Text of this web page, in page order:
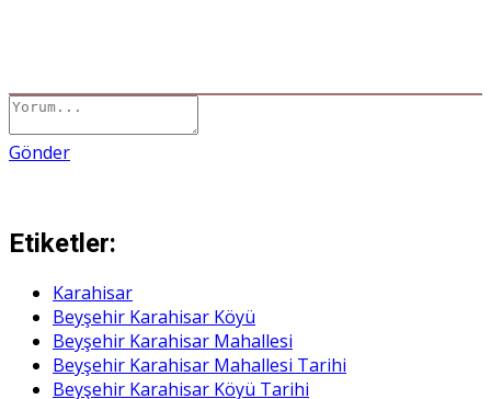
Gönder
Etiketler:
Karahisar
Beyşehir Karahisar Köyü
Beyşehir Karahisar Mahallesi
Beyşehir Karahisar Mahallesi Tarihi
Beyşehir Karahisar Köyü Tarihi